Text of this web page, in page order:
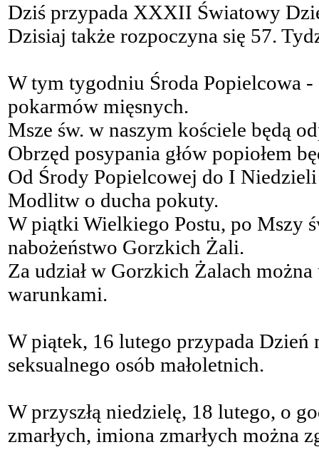
Dziś przypada XXXII Światowy
Dzisiaj także rozpoczyna się 57.
W tym tygodniu Środa Popielcowa
pokarmów mięsnych.
Msze św. w naszym kościele będą
Obrzęd posypania głów popiołem
Od Środy Popielcowej do I
Modlitw o ducha pokuty.
W piątki Wielkiego Postu, po Mszy
nabożeństwo Gorzkich Żali.
Za udział w Gorzkich Żalach
warunkami.
W piątek, 16 lutego przypada
seksualnego osób małoletnich.
W przyszłą niedzielę, 18 lutego, o
zmarłych, imiona zmarłych można